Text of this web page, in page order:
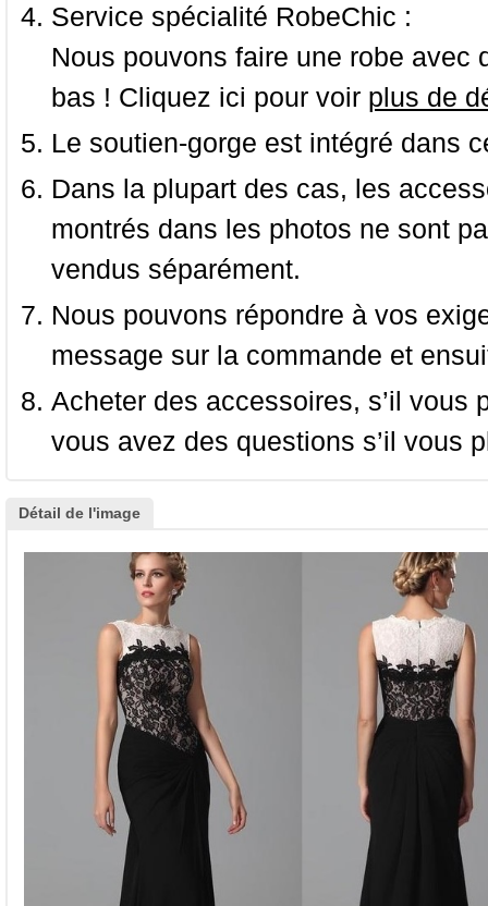
Service spécialité RobeChic :
Nous pouvons faire une robe
bas ! Cliquez ici pour voir plus de
Le soutien-gorge est intégré dans
Dans la plupart des cas, les
montrés dans les photos ne sont
vendus séparément.
Nous pouvons répondre à vos
message sur la commande et
Acheter des accessoires, s’il
vous avez des questions s’il vous
Détail de l'image